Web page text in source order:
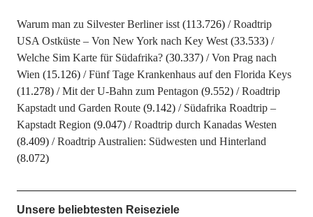
Warum man zu Silvester Berliner isst (113.726)
Roadtrip
USA Ostküste – Von New York nach Key West (33.533)
Welche Sim Karte für Südafrika? (30.337)
Von Prag nach
Wien (15.126)
Fünf Tage Krankenhaus auf den Florida Keys
(11.278)
Mit der U-Bahn zum Pentagon (9.552)
Roadtrip
Kapstadt und Garden Route (9.142)
Südafrika Roadtrip –
Kapstadt Region (9.047)
Roadtrip durch Kanadas Westen
(8.409)
Roadtrip Australien: Südwesten und Hinterland
(8.072)
Unsere beliebtesten Reiseziele